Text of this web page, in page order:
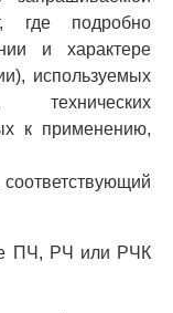
где подробно
и характере
используемых
к применению,
ПЧ, РЧ или РЧК